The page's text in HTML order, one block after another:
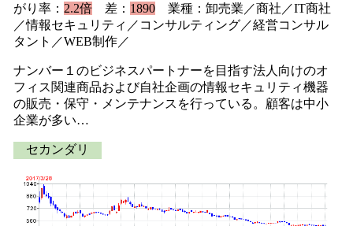
がり率： 2.2倍差： 1890業種：卸売業／商社／IT商社
／情報セキュリティ／コンサルティング／経営コンサル
タント／WEB制作／
ナンバー１のビジネスパートナーを目指す法人向けのオ
フィス関連商品および自社企画の情報セキュリティ機器
の販売・保守・メンテナンスを行っている。顧客は中小
企業が多い…
セカンダリ